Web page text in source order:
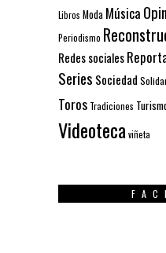
Libros Moda Música
Periodismo
Redes sociales
Series Sociedad
Toros Tradiciones
Videoteca viñeta